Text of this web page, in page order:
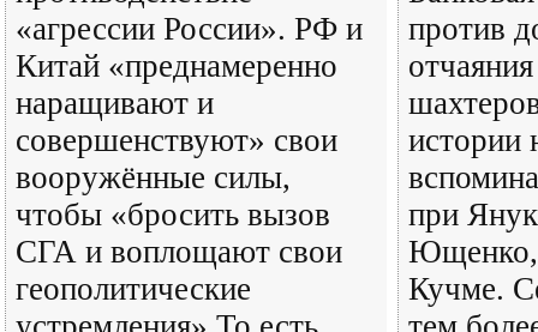
«агрессии России». РФ и
Китай «преднамеренно
наращивают и
совершенствуют» свои
вооружённые силы,
чтобы «бросить вызов
СГА и воплощают свои
геополитические
против
истории
при
Ющенко,
Кучме.